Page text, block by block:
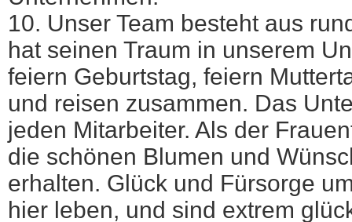
10. Unser Team besteht aus
hat seinen Traum in unserem
feiern Geburtstag, feiern
und reisen zusammen. Das
jeden Mitarbeiter. Als der
die schönen Blumen und
erhalten. Glück und Fürsorge
hier leben, und sind extrem